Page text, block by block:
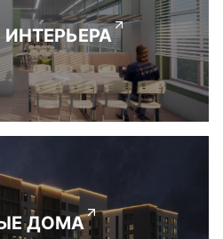
ДОМА